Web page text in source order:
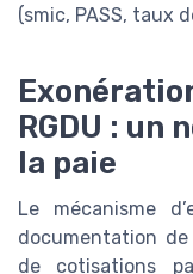
(smic, PASS, taux
RGDU : un
la paie
Le mécanisme
documentation
de cotisations